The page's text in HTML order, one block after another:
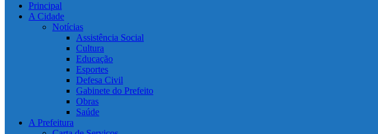
Principal
A Cidade
Notícias
Assistência Social
Cultura
Educação
Esportes
Defesa Civil
Gabinete do Prefeito
Obras
Saúde
A Prefeitura